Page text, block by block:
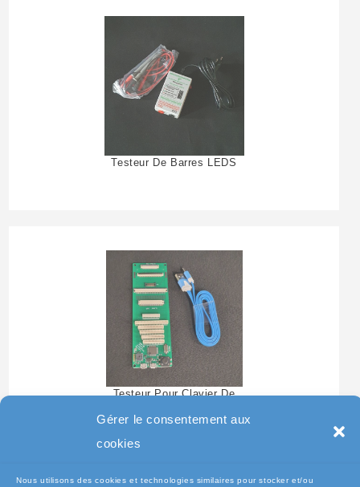
Gérer le consentement aux
cookies
Nous utilisons des cookies et technologies similaires pour stocker et/ou
Testeur De Barres LEDS
Testeur Pour Clavier De